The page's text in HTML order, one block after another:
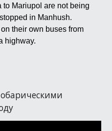
Mariupol are not being
in Manhush.
their own buses from
highway.